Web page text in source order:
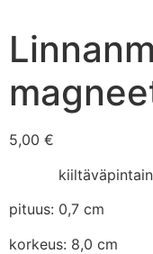
5,00 €
pituus: 0,7 cm
korkeus: 8,0 cm